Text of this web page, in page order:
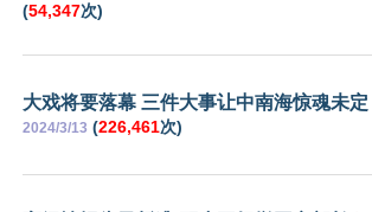
(54,347次)
大戏将要落幕 三件大事让中南海惊魂未定
2024/3/13 (226,461次)